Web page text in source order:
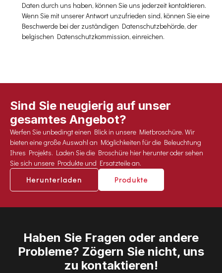
Daten durch uns haben, können Sie uns jederzeit kontaktieren.
Wenn Sie mit unserer Antwort unzufrieden sind, können Sie eine
Beschwerde bei der zuständigen Datenschutzbehörde, der
belgischen Datenschutzkommission, einreichen.
Sind Sie neugierig auf unser
gesamtes Angebot?
Werfen Sie unbedingt einen Blick in unsere Mietbroschüre. Wir
bieten eine große Auswahl an Möglichkeiten für die Beleuchtung
Ihres Projekts. Laden Sie die Broschüre hier herunter oder sehen
Sie sich unsere Produkte und Ersatzteile an.
Herunterladen
Produkte
Haben Sie Fragen oder andere
Probleme? Zögern Sie nicht, uns
zu kontaktieren!